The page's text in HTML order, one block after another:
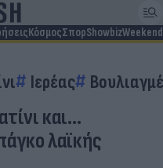
ΚόσμοςΣπορShowbizWeekend
Ιερέας
και...
λαϊκής